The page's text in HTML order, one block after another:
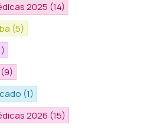
2025 (14)
(5)
(9)
(1)
2026 (15)